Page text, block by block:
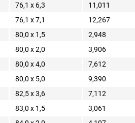
76,1 x 6,3
11,011
76,1 x 7,1
12,267
80,0 x 1,5
2,948
80,0 x 2,0
3,906
80,0 x 4,0
7,612
80,0 x 5,0
9,390
82,5 x 3,6
7,112
83,0 x 1,5
3,061